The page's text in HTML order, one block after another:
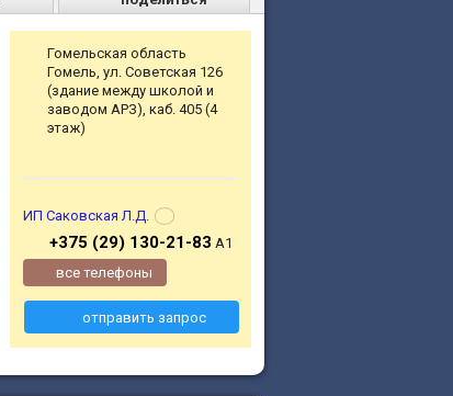
Гомельская область
Гомель, ул. Советская 126
(здание между школой и
заводом АРЗ), каб. 405 (4
этаж)
ИП Саковская Л.Д.
+375 (29) 130-21-83 А1
все телефоны
отправить запрос